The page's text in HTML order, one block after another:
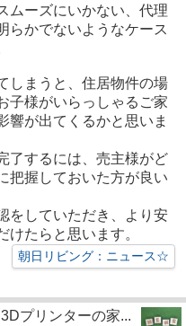
ムーズにいかない、代理
らかでないようなケース
しまうと、住居物件の場
子様がいらっしゃるご家
響が出てくるかと思いま
了するには、売主様がど
把握しておいた方が良い
をしていただき、より安
たらと思います。
朝日リビング：ニュース☆
3Dプリンターの家...